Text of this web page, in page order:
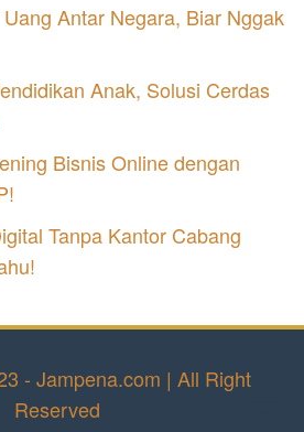
Antar Negara, Biar Nggak
Anak, Solusi Cerdas
Bisnis Online dengan
Tanpa Kantor Cabang
- Jampena.com | All Right
Reserved